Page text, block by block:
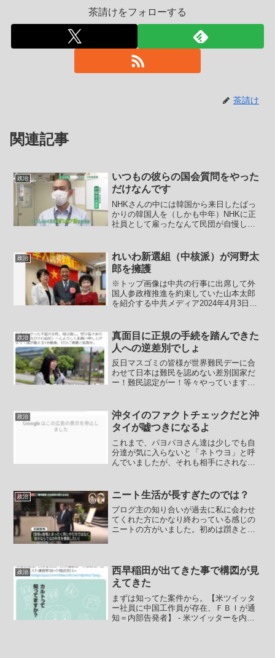
茶請けをフォローする
茶請け
関連記事
政治
いつもの彼らの国会質問をやった
だけなんです
NHKさんの中には韓国から来日したばっ
かりの韓国人を（しかも中年）NHKに正
社員として雇ったなんて民団が自慢して
会で外国人の職員数を頑なに答えようと
しなかったりしてい...
政治
れいわ新選組（中核派）が河野太
郎を擁護
※トップ画像は中共の行事に出席して外
国人参政権推進を約束していた山本太郎
を紹介する中共メディア2024年4月3日
ンス法案について、高市大臣、与党自民
党の裏金問題が解決...
政治
真面目に正規の手続を踏んできた
人への逆差別でしょ
反日マスゴミの皆様が世界難民デーに合
わせて日本は難民を認めない差別国家だ
ー！難民認定がー！等々やっています
者はまず犯罪者です。ところが民主党政
権では難民申請を出せば審査...
政治
沖タイのファクトチェックだと沖
タイが嘘つきになるよ
これまで、パヨパヨさん達は少しでも自
分達が気に入らないと「ネトウヨ」と呼
んでいましたが、それも相手にされなく
ドアイテムにしてしまったこともあり、
パヨパヨさん達は少しでも...
政治 ニート生活が長すぎたのでは？
ブログ主の知り合いが過去に私に会わせ
てくれた方にかなり終わっている感じの
ニートの方がいました。初めは躓きとい
ト環境から変わる事、スト...
政治
西早稲田が出てきた事で構図が見
えてきた
まずは知ってた案件から。【米ツイッタ
ー社員に中国工作員が存在、ＦＢＩが通
知＝内部告発者】 - 米ツイッターを内部